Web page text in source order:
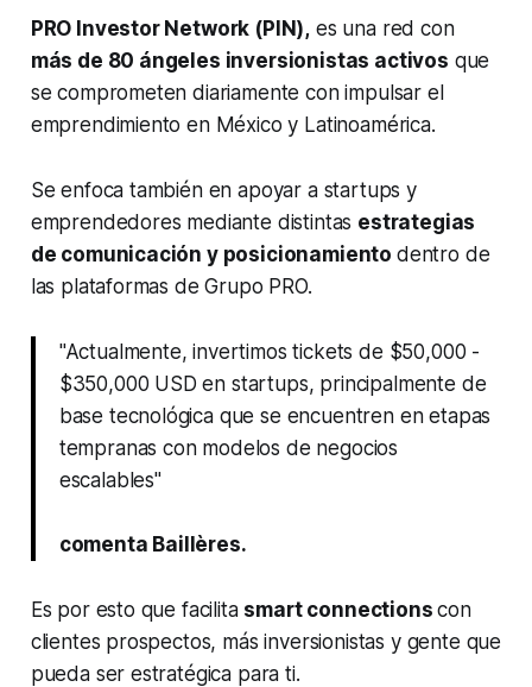
PRO Investor Network (PIN), es una red con
más de 80 ángeles inversionistas activos que
se comprometen diariamente con impulsar el
emprendimiento en México y Latinoamérica.
Se enfoca también en apoyar a startups y
emprendedores mediante distintas estrategias
de comunicación y posicionamiento dentro de
las plataformas de Grupo PRO.
"Actualmente, invertimos tickets de $50,000 -
$350,000 USD en startups, principalmente de
base tecnológica que se encuentren en etapas
tempranas con modelos de negocios
escalables"
comenta Baillères.
Es por esto que facilita smart connectionscon
clientes prospectos, más inversionistas y gente que
pueda ser estratégica para ti.